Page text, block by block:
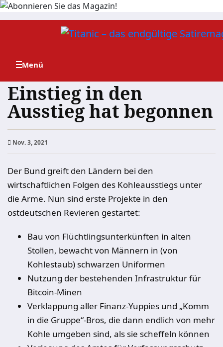
Zum
Einstieg in den
Ausstieg hat begonnen
Nov. 3, 2021
Der Bund greift den Ländern bei den
wirtschaftlichen Folgen des Kohleausstiegs unter
die Arme. Nun sind erste Projekte in den
ostdeutschen Revieren gestartet:
Bau von Flüchtlingsunterkünften in alten
Stollen, bewacht von Männern in (von
Kohlestaub) schwarzen Uniformen
Nutzung der bestehenden Infrastruktur für
Bitcoin-Minen
Verklappung aller Finanz-Yuppies und „Komm
in die Gruppe“-Bros, die dann endlich von mehr
Kohle umgeben sind, als sie scheffeln können